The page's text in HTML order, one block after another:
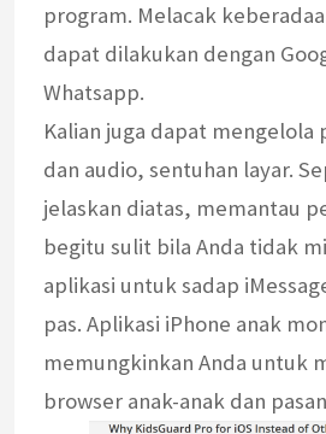
program. Melacak
dapat dilakukan dengan
Whatsapp.
Kalian juga dapat mengelola
dan audio, sentuhan layar.
jelaskan diatas, memantau
begitu sulit bila Anda tidak
aplikasi untuk sadap
pas. Aplikasi iPhone anak
memungkinkan Anda untuk
browser anak-anak dan